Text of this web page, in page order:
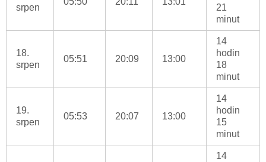
srpen
21
minut
18.
srpen
05:51 20:09 13:00
14
hodin
18
minut
19.
srpen
05:53 20:07 13:00
14
hodin
15
minut
14